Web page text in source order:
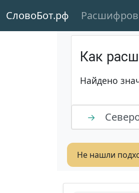
СловоБот.рф
Как
Найдено
→
Не нашли